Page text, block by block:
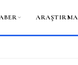
ARAŞTIRMA